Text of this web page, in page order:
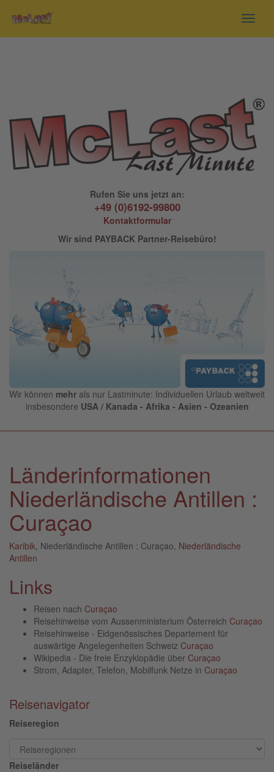
Rufen Sie uns jetzt an:
+49 (0)6192-99800
Kontaktformular
Wir sind PAYBACK Partner-Reisebüro!
Wir können mehr als nur Lastminute: Individuellen Urlaub weltweit
insbesondere USA / Kanada - Afrika - Asien - Ozeanien
Länderinformationen
Niederländische Antillen :
Curaçao
Karibik , Niederländische Antillen : Curaçao, Niederländische
Antillen
Links
Reisen nach Curaçao
Reisehinweise vom Aussenministerium Österreich Curaçao
Reisehinweise - Eidgenössisches Departement für
auswärtige Angelegenheiten Schweiz Curaçao
Wikipedia - Die freie Enzyklopädie über Curaçao
Strom, Adapter, Telefon, Mobilfunk Netze in Curaçao
Reisenavigator
Reiseregion
Reiseländer